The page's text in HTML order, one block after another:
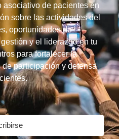
de pacientes en
sobre las actividades del
oportunidades de
y el liderazgo en tu
para fortalecer la
participación y defensa